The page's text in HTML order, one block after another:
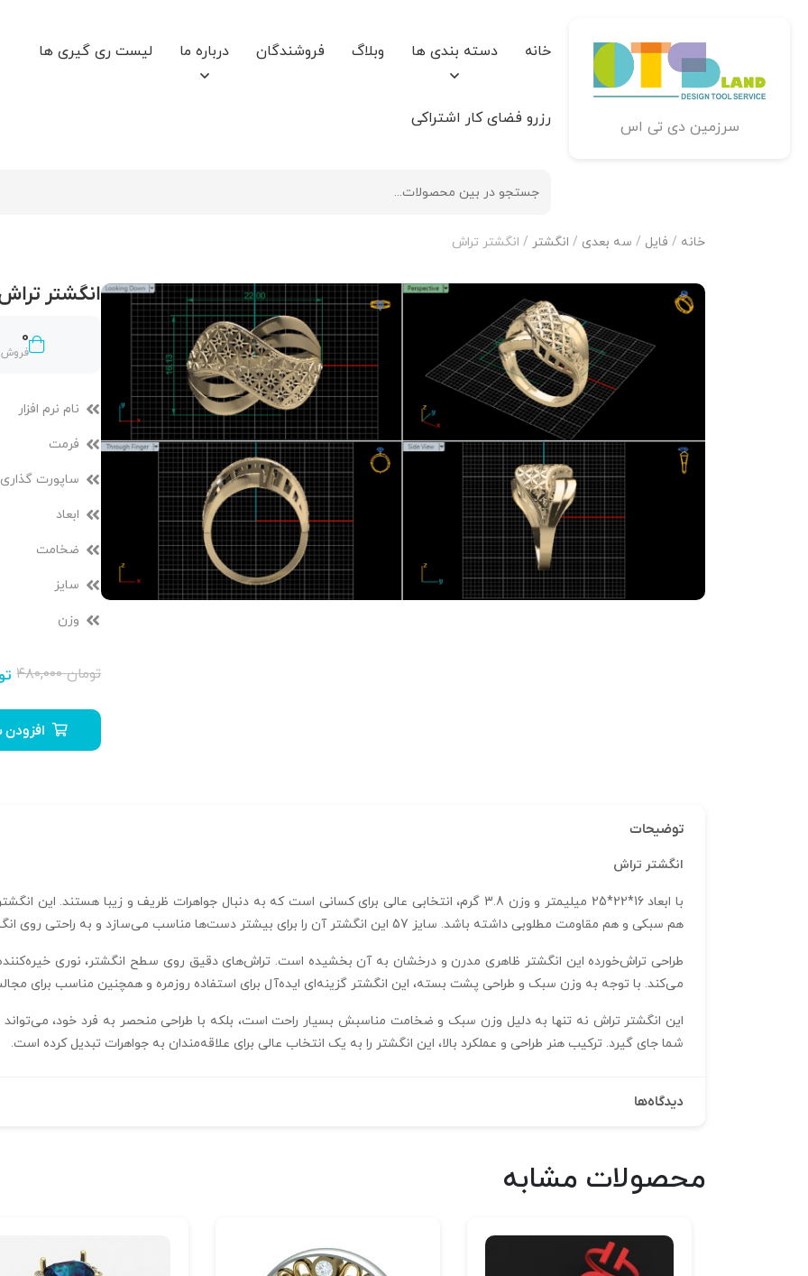
سرزمین دی تی اس
خانه دسته بندی ها وبلاگ فروشندگان درباره ما لیست ری گیری ها
رزرو فضای کار اشتراکی
خانه / فایل / سه بعدی / انگشتر / انگشتر تراش
انگشتر
0
فروش
نام نرم افزار
فرمت
ساپورت گذاری
ابعاد
ضخامت
سایز
وزن
۴۸۰,۰۰۰تومان
افزودن
توضیحات
انگشتر تراش
هم سبکی و هم مقاومت مطلوبی داشته باشد. سایز 57 این انگشتر آن را برای بیشتر دست‌ها مناسب می‌سازد و به راحتی روی انگشت قرار می‌گیرد.
طراحی تراش‌خورده این انگشتر ظاهری مدرن و درخشان به آن بخشیده است. تراش‌های دقیق روی سطح انگشتر، نوری خیره‌کننده
می‌کند. با توجه به وزن سبک و طراحی پشت بسته، این انگشتر گزینه‌ای ایده‌آل برای استفاده روزمره و همچنین مناسب برای
این انگشتر تراش نه تنها به دلیل وزن سبک و ضخامت مناسبش بسیار راحت است، بلکه با طراحی منحصر به فرد خود،
شما جای گیرد. ترکیب هنر طراحی و عملکرد بالا، این انگشتر را به یک انتخاب عالی برای علاقه‌مندان به جواهرات تبدیل کرده است.
دیدگاه‌ها
محصولات مشابه